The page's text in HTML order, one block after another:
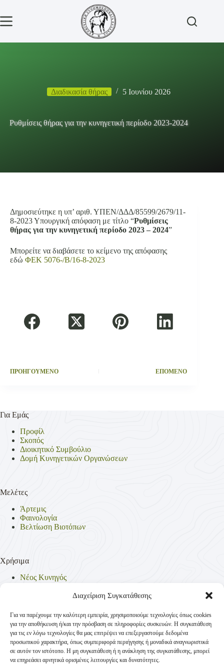
Διαχείριση Συγκατάθεσης
Για να παρέχουμε την καλύτερη εμπειρία, χρησιμοποιούμε τεχνολογίες όπως cookies
για την αποθήκευση ή/και την πρόσβαση σε πληροφορίες συσκευών. Η συγκατάθεση
για τις εν λόγω τεχνολογίες θα μας επιτρέψει να επεξεργαστούμε δεδομένα
προσωπικού χαρακτήρα, όπως συμπεριφορά περιήγησης ή μοναδικά αναγνωριστικά
σε αυτόν τον ιστότοπο. Η μη συγκατάθεση ή η ανάκληση της συγκατάθεσης, μπορεί
να επηρεάσει αρνητικά ορισμένες λειτουργίες και δυνατότητες.
περιεχόμενο
Διαδικασία θήρας 5 Ιουνίου 2026
Ρυθμίσεις θήρας για την κυνηγετική περίοδο 2023-2024
Δημοσιεύτηκε η υπ’ αριθ. ΥΠΕΝ/ΔΔΔ/85599/2679/11-
8-2023 Υπουργική απόφαση με τίτλο “Ρυθμίσεις
θήρας για την κυνηγετική περίοδο 2023 – 2024”
Μπορείτε να διαβάσετε το κείμενο της απόφασης
εδώ ΦΕΚ 5076-/Β/16-8-2023
ΠΡΟΗΓΟΥΜΕΝΟ ΕΠΟΜΕΝΟ
Για Εμάς
Προφίλ
Σκοπός
Διοικητικό Συμβούλιο
Δομή Κυνηγετικών Οργανώσεων
Μελέτες
Άρτεμις
Φαινολογία
Βελτίωση Βιοτόπων
Χρήσιμα
Νέος Κυνηγός
Νομοθεσία
Πολιτική Απορρήτου
Πολιτική Cookies (ΕΕ)
Επικοινωνία